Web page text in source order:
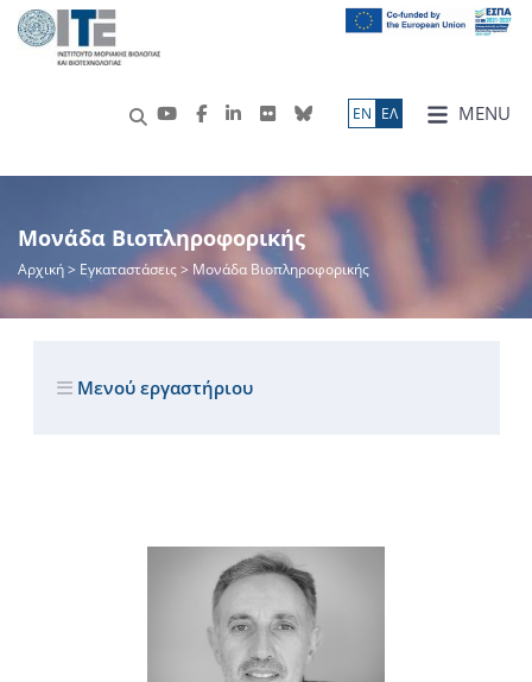
MENU
ΕN ΕΛ
Μονάδα Βιοπληροφορικής
Αρχική> Εγκαταστάσεις > Μονάδα Βιοπληροφορικής
Μενού εργαστήριου